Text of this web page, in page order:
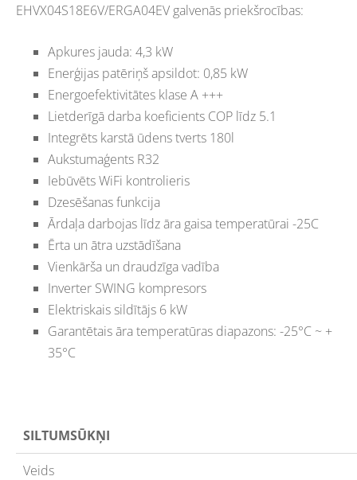
EHVX04S18E6V/ERGA04EV galvenās priekšrocības:
Apkures jauda: 4,3 kW
Enerģijas patēriņš apsildot: 0,85 kW
Energoefektivitātes klase A +++
Lietderīgā darba koeficients COP līdz 5.1
Integrēts karstā ūdens tverts 180l
Aukstumaģents R32
Iebūvēts WiFi kontrolieris
Dzesēšanas funkcija
Ārdaļa darbojas līdz āra gaisa temperatūrai -25C
Ērta un ātra uzstādīšana
Vienkārša un draudzīga vadība
Inverter SWING kompresors
Elektriskais sildītājs 6 kW
Garantētais āra temperatūras diapazons: -25°C ~ +
35°C
SILTUMSŪKŅI
Veids